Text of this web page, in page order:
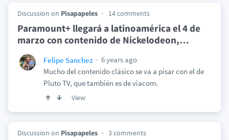
Discussion on Pisapapeles 14 comments
Paramount+ llegará a latinoamérica el 4 de
marzo con contenido de Nickelodeon,…
Felipe Sanchez
6 years ago
Mucho del contenido clásico se va a pisar con el de
Pluto TV, que también es de viacom.
View
Discussion on Pisapapeles 3 comments